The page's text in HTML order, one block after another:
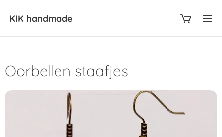
KIK handmade
Oorbellen staafjes